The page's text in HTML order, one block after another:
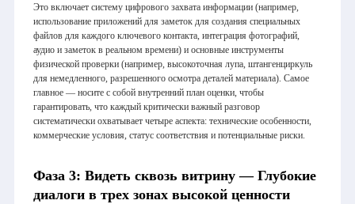
Это включает систему цифрового захвата информации (например,
использование приложений для заметок для создания специальных
файлов для каждого ключевого контакта, интеграция фотографий,
аудио и заметок в реальном времени) и основные инструменты
физической проверки (например, высокоточная лупа, штангенциркуль
для немедленного, разрешенного осмотра деталей материала). Самое
главное — носите с собой внутренний план оценки, чтобы
гарантировать, что каждый критически важный разговор
систематически охватывает четыре аспекта: технические особенности,
коммерческие условия, статус соответствия и потенциальные риски.
Фаза 3: Видеть сквозь витрину — Глубокие
диалоги в трех зонах высокой ценности